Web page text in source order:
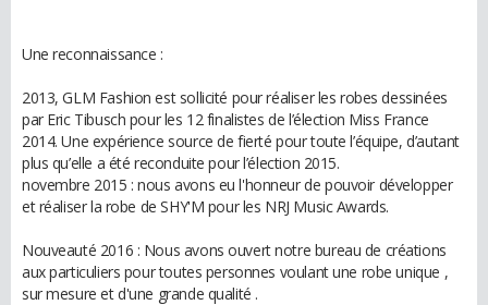
Une reconnaissance :
2013, GLM Fashion est sollicité pour réaliser les robes dessinées
par Eric Tibusch pour les 12 finalistes de l’élection Miss France
2014. Une expérience source de fierté pour toute l’équipe, d’autant
plus qu’elle a été reconduite pour l’élection 2015.
novembre 2015 : nous avons eu l'honneur de pouvoir développer
et réaliser la robe de SHY'M pour les NRJ Music Awards.
Nouveauté 2016 : Nous avons ouvert notre bureau de créations
aux particuliers pour toutes personnes voulant une robe unique ,
sur mesure et d'une grande qualité .